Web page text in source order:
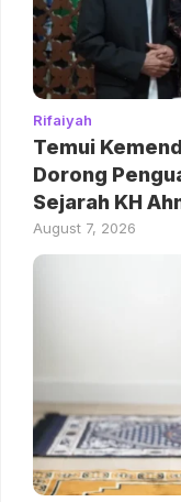
Rifaiyah
Temui
Dorong
Sejarah KH
August 7, 2026